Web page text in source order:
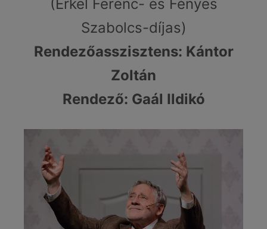
(Erkel Ferenc- és Fényes
Szabolcs-díjas)
Rendezőasszisztens: Kántor
Zoltán
Rendező: Gaál Ildikó